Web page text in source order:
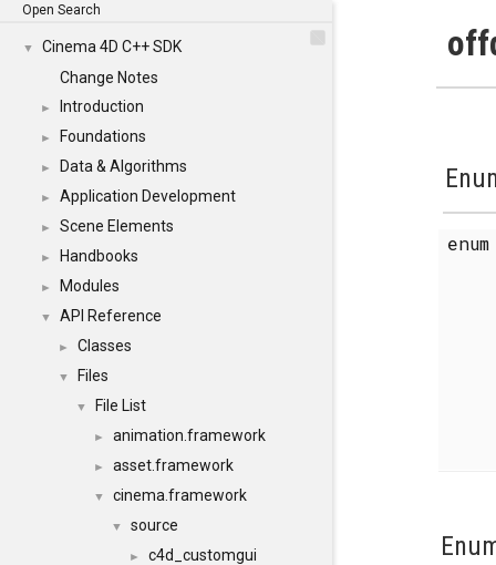
Open Search
▼
Cinema 4D C++ SDK
Change Notes
► Introduction
► Foundations
► Data & Algorithms
► Application Development
► Scene Elements
► Handbooks
► Modules
▼ API Reference
► Classes
▼ Files
▼ File List
► animation.framework
► asset.framework
▼ cinema.framework
▼ source
► c4d_customgui